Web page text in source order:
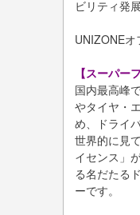
ビリティ発
UNIZONEオ
【スーパー
国内最高峰
やタイヤ・
め、ドライ
世界的に見
イセンス」
る名だたる
ーです。